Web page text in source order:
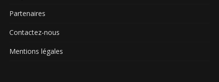
Partenaires
Contactez-nous
Mentions légales